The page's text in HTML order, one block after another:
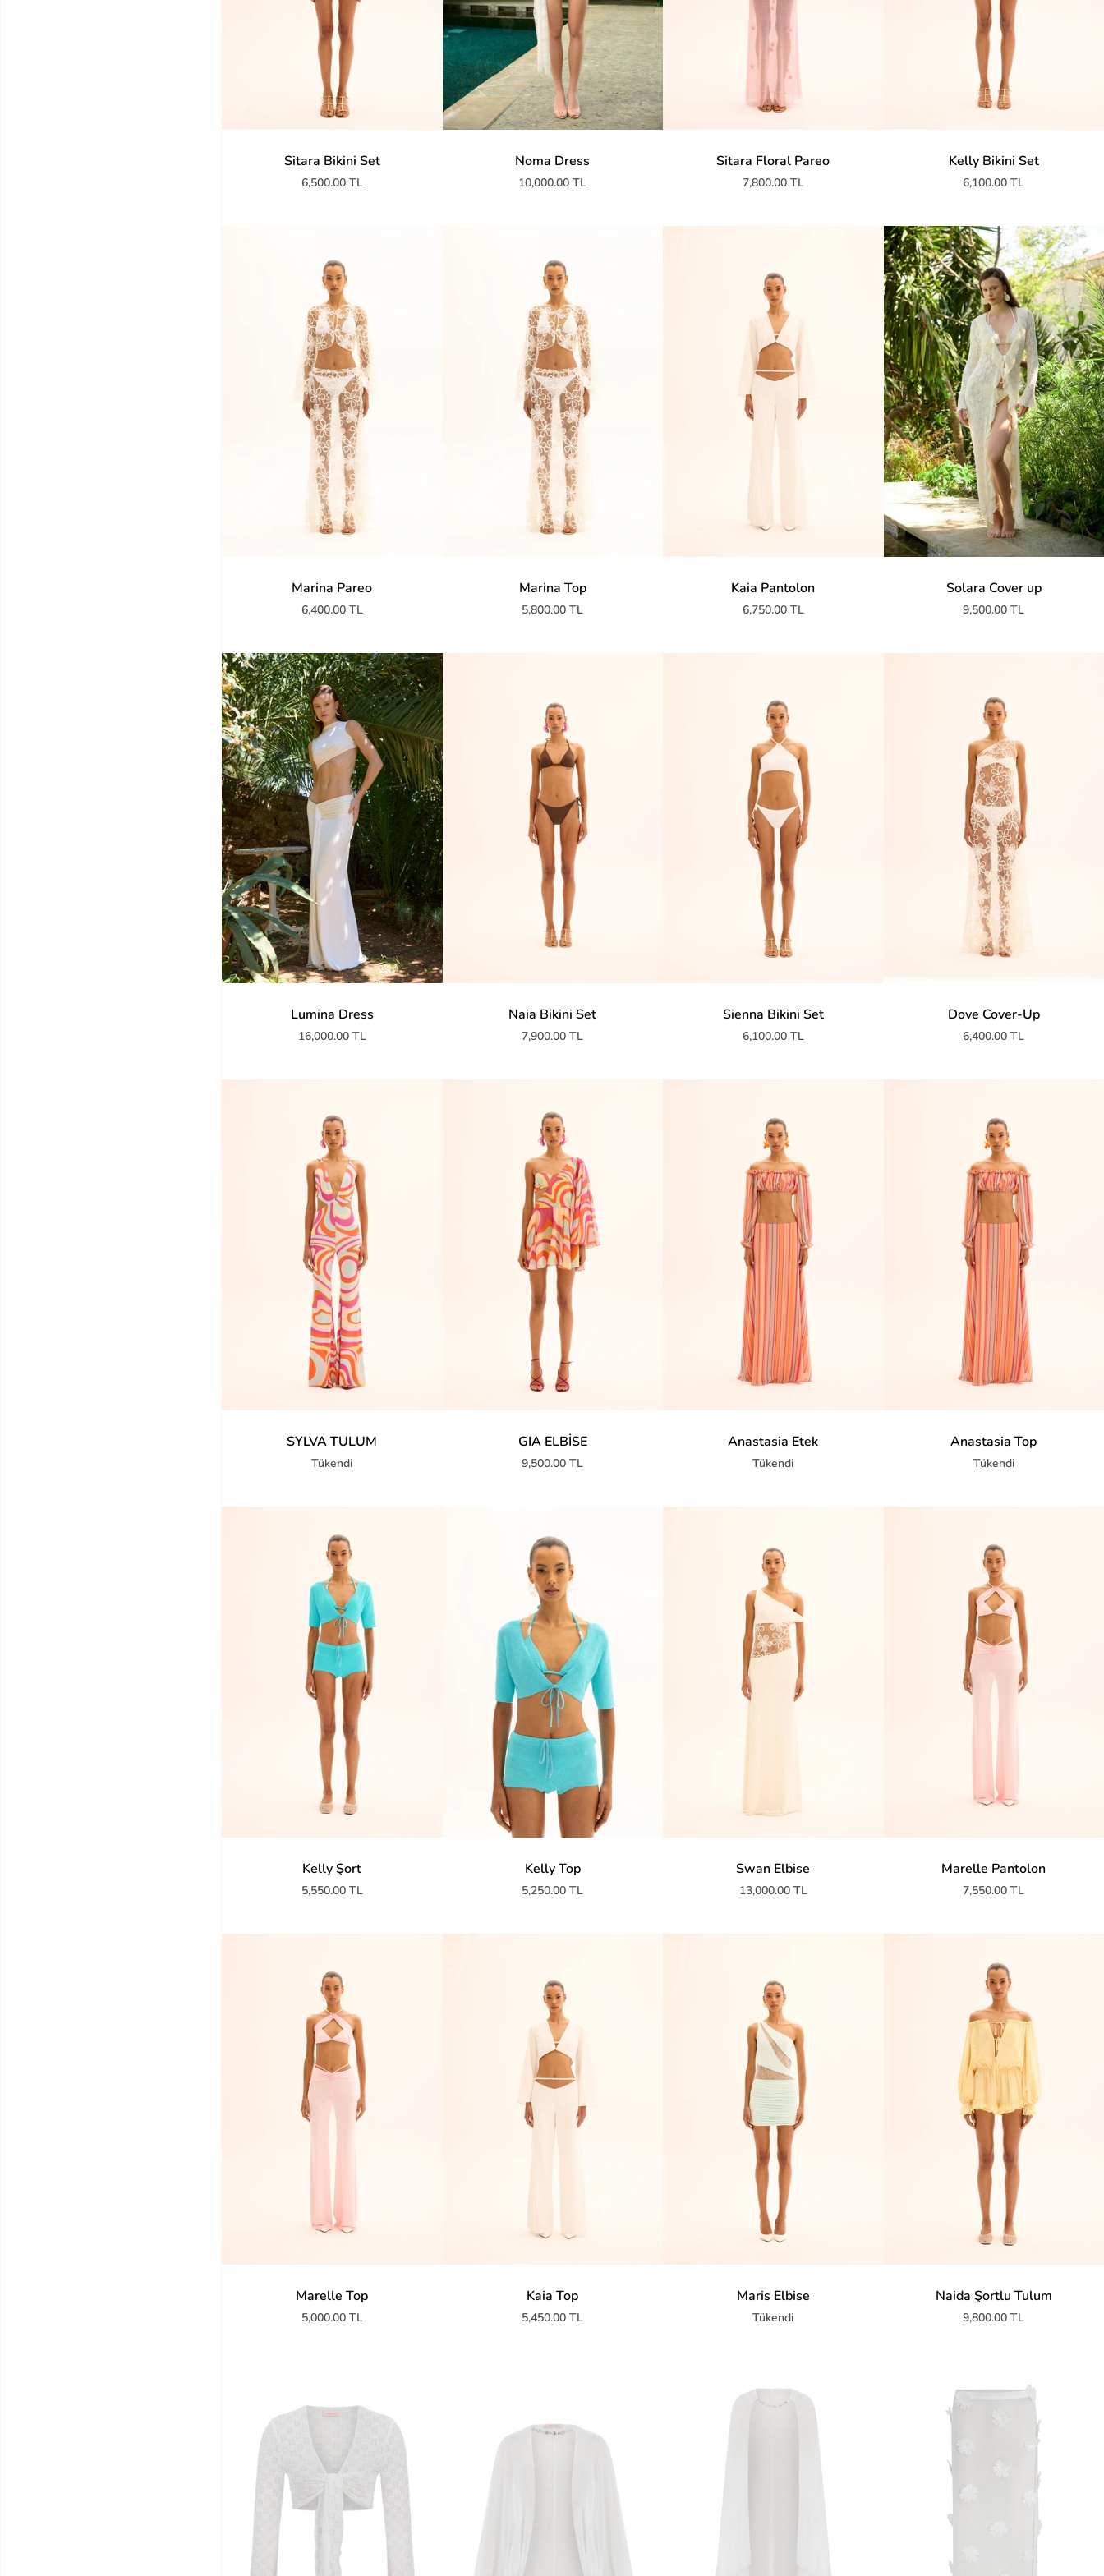
Sitara Bikini Set
6,500.00 TL
Noma Dress
10,000.00 TL
Sitara Floral Pareo
7,800.00 TL
Kelly Bikini Set
6,100.00 TL
Marina Pareo
6,400.00 TL
Marina Top
5,800.00 TL
Kaia Pantolon
6,750.00 TL
Solara Cover up
9,500.00 TL
Lumina Dress
16,000.00 TL
Naia Bikini Set
7,900.00 TL
Sienna Bikini Set
6,100.00 TL
Dove Cover-Up
6,400.00 TL
SYLVA TULUM
Tükendi
GIA ELBİSE
9,500.00 TL
Anastasia Etek
Tükendi
Anastasia Top
Tükendi
Kelly Şort
5,550.00 TL
Kelly Top
5,250.00 TL
Swan Elbise
13,000.00 TL
Marelle Pantolon
7,550.00 TL
Marelle Top
5,000.00 TL
Kaia Top
5,450.00 TL
Maris Elbise
Tükendi
Naida Şortlu Tulum
9,800.00 TL